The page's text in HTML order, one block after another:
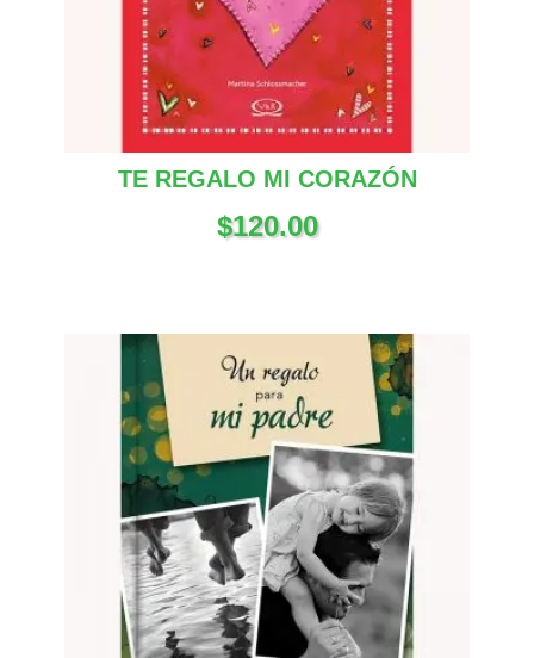
TE REGALO MI CORAZÓN
$120.00